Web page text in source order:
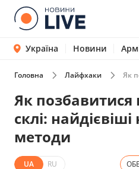
Україна Новини
Головна Лайфхаки Як
Як
склі:
методи
UA RU